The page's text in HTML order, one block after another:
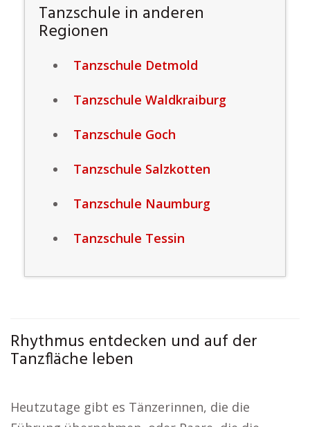
Tanzschule in anderen
Regionen
Tanzschule Detmold
Tanzschule Waldkraiburg
Tanzschule Goch
Tanzschule Salzkotten
Tanzschule Naumburg
Tanzschule Tessin
Rhythmus entdecken und auf der
Tanzfläche leben
Heutzutage gibt es Tänzerinnen, die die